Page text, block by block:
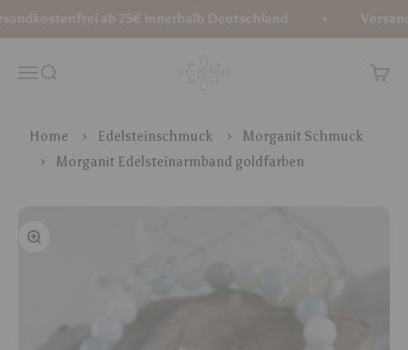
ab 75€ innerhalb Deutschland
MenüSuche
Home Edelsteinschmuck
Morganit Schmuck
Morganit Edelsteinarmband goldfarben
Bild vergrößern